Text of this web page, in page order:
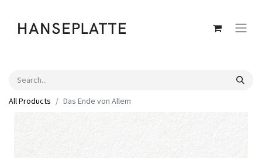
All Products Das Ende von Allem